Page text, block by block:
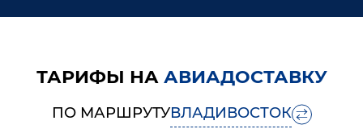
ТАРИФЫ НА АВИАДОСТАВКУ
ПО МАРШРУТУВЛАДИВОСТОК